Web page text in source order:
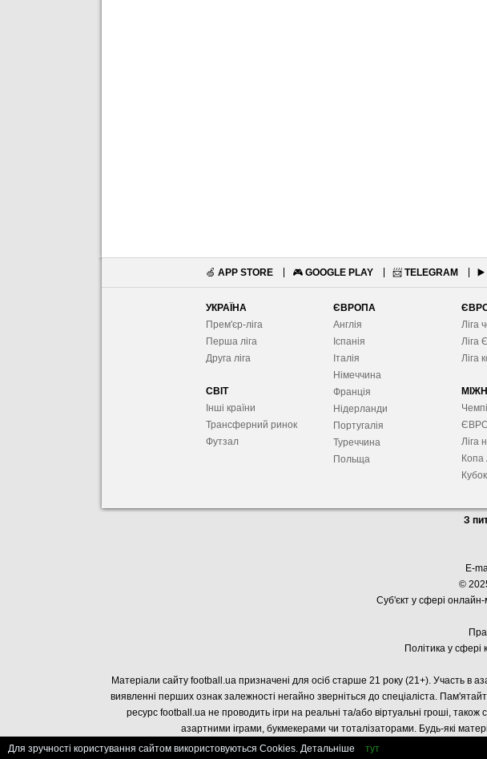
🍏 APP STORE 🎮 GOOGLE PLAY 📨 TELEGRAM ▶️
УКРАЇНА
Прем'єр-ліга
Перша ліга
Друга ліга
СВІТ
Інші країни
Трансферний ринок
Футзал
ЄВРОПА
Англія
Іспанія
Італія
Німеччина
Франція
Нідерланди
Португалія
Туреччина
Польща
Ліга
Ліга
Ліга
Ліга
Копа
З
E-
©
Суб'єкт у сфері онлайн-
Політика у сфері
Матеріали сайту football.ua призначені для осіб старше 21 року (21+). Участь в
виявленні перших ознак залежності негайно зверніться до спеціаліста.
ресурс football.ua не проводить ігри на реальні та/або віртуальні гроші, також
азартними іграми, букмекерами чи тоталізаторами. Будь-які
Для зручності користування сайтом використовуються Cookies. Детальніше
тут